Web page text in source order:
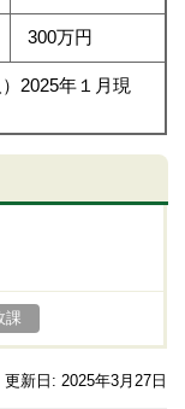
300万円
2025年１月現
課
更新日: 2025年3月27日